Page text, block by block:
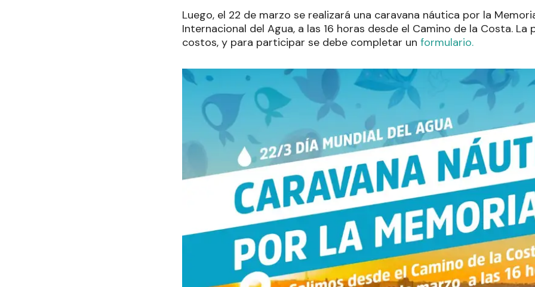
Luego, el 22 de marzo se realizará una caravana náutica por la
Internacional del Agua, a las 16 horas desde el Camino de la Costa. La
costos, y para participar se debe completar un formulario.